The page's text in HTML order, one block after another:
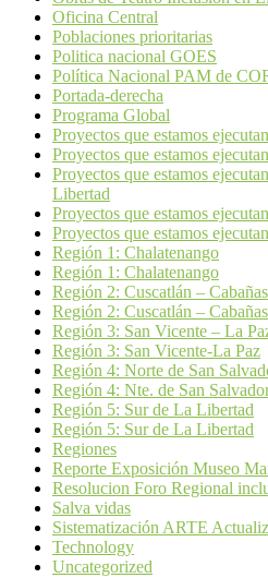
Oficina Central
Poblaciones prioritarias
Politica nacional GOES
Política Nacional PAM de
Portada-derecha
Programa Global
Proyectos que estamos
Proyectos que estamos
Proyectos que estamos
Libertad
Proyectos que estamos
Proyectos que estamos
Región 1: Chalatenango
Región 1: Chalatenango
Región 2: Cuscatlán – Cabañas
Región 2: Cuscatlán – Cabañas
Región 3: San Vicente – La
Región 3: San Vicente-La Paz
Región 4: Norte de San
Región 4: Nte. de San
Región 5: Sur de La Libertad
Región 5: Sur de La Libertad
Regiones
Reporte Exposición Museo
Resolucion Foro Regional
Salva vidas
Sistematización ARTE
Technology
Uncategorized